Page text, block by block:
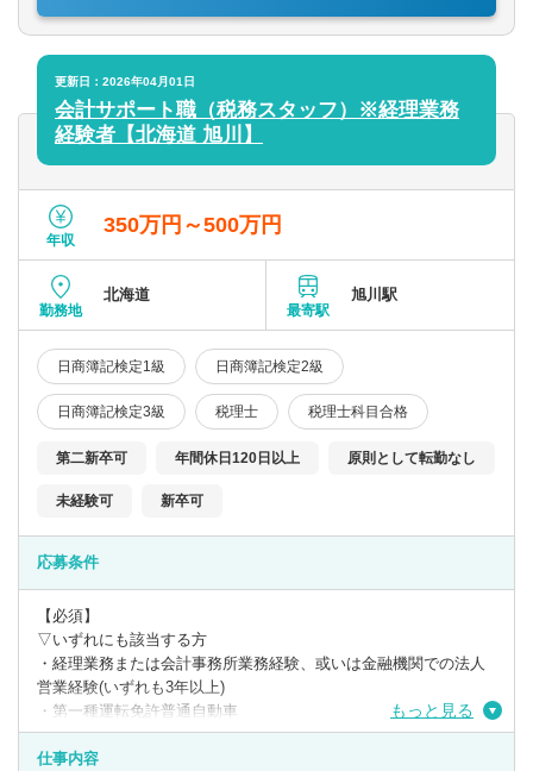
計画書の作成支援、事業承継プランの立案支援 ほか
更新日：2026年04月01日
会計サポート職（税務スタッフ）※経理業務
経験者【北海道 旭川】
年収
350万円～500万円
勤務地
北海道
最寄駅
旭川駅
日商簿記検定1級 日商簿記検定2級
日商簿記検定3級 税理士 税理士科目合格
第二新卒可 年間休日120日以上 原則として転勤なし
未経験可 新卒可
応募条件
【必須】
▽いずれにも該当する方
・経理業務または会計事務所業務経験、或いは金融機関での法人
営業経験(いずれも3年以上)
・第一種運転免許普通自動車
・日商簿記検定3級
もっと見る
仕事内容